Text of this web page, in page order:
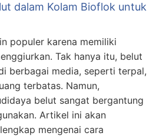
dalam Kolam Bioflok untuk
populer karena memiliki
Tak hanya itu, belut
berbagai media, seperti terpal,
terbatas. Namun,
belut sangat bergantung
Artikel ini akan
mengenai cara